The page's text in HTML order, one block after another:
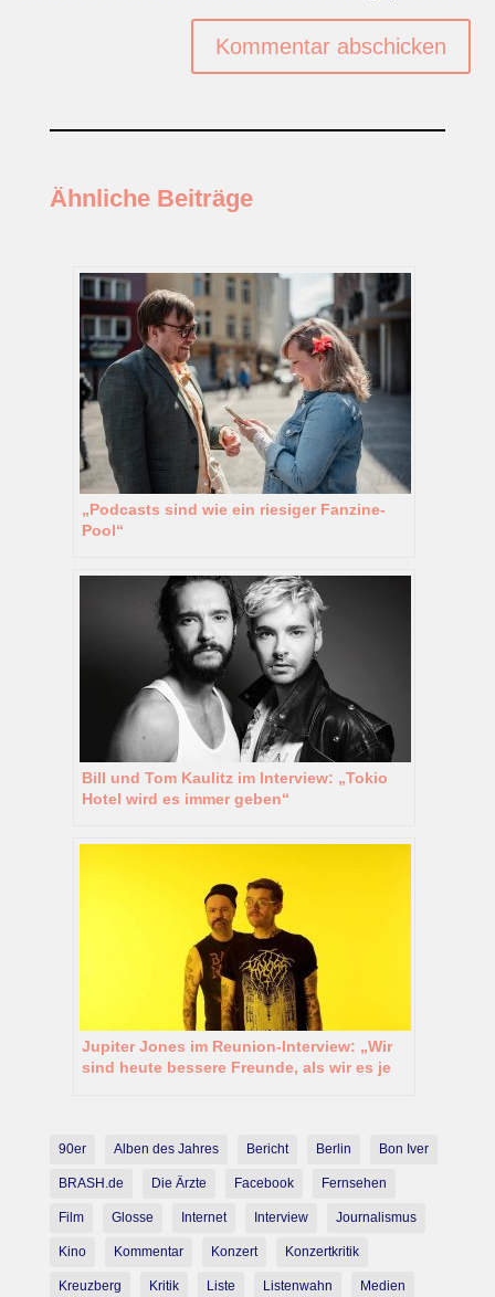
Kommentar abschicken
Ähnliche Beiträge
„Podcasts sind wie ein riesiger Fanzine-
Pool“
Bill und Tom Kaulitz im Interview: „Tokio
Hotel wird es immer geben“
Jupiter Jones im Reunion-Interview: „Wir
sind heute bessere Freunde, als wir es je
90er Alben des Jahres Bericht Berlin Bon Iver
BRASH.de Die Ärzte Facebook Fernsehen
Film Glosse Internet Interview Journalismus
Kino Kommentar Konzert Konzertkritik
Kreuzberg Kritik Liste Listenwahn Medien